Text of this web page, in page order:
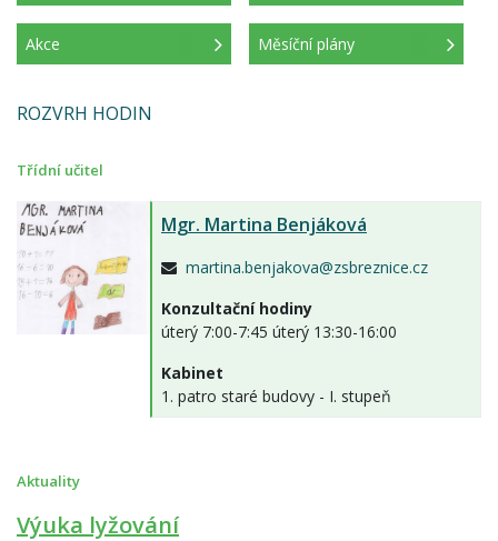
Akce Měsíční plány
ROZVRH HODIN
Třídní učitel
Mgr. Martina Benjáková
martina.benjakova@zsbreznice.cz
Konzultační hodiny
úterý 7:00-7:45 úterý 13:30-16:00
Kabinet
1. patro staré budovy - I. stupeň
Aktuality
Výuka lyžování